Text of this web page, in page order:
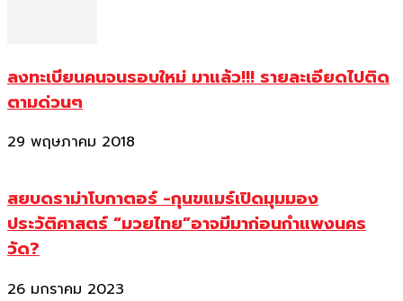
ลงทะเบียนคนจนรอบใหม่ มาแล้ว!!! รายละเอียดไปติด
ตามด่วนๆ
29 พฤษภาคม 2018
สยบดราม่าโบกาตอร์ -กุนขแมร์เปิดมุมมอง
ประวัติศาสตร์ “มวยไทย”อาจมีมาก่อนกำแพงนคร
วัด?
26 มกราคม 2023